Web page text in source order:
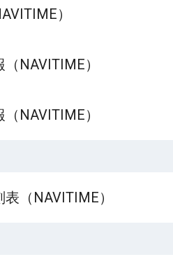
）
NAVITIME）
NAVITIME）
（NAVITIME）